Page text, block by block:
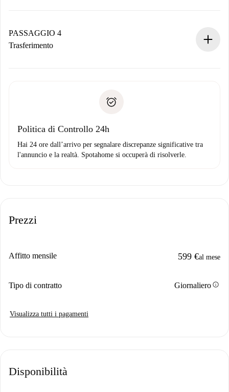
contatto con il proprietario.
Se rifiutata: non ti addebiteremo nulla e ti proporremo
Domiciliazione del pagamento
PASSAGGIO 4
Trasferimento
solo se non segnali problemi.
Politica di Controllo 24h
Hai 24 ore dall’arrivo per segnalare discrepanze significative tra
l'annuncio e la realtà. Spotahome si occuperà di risolverle.
Prezzi
Affitto mensile 599 €al mese
Tipo di contratto Giornalieroinfo
Visualizza tutti i pagamenti
Disponibilità